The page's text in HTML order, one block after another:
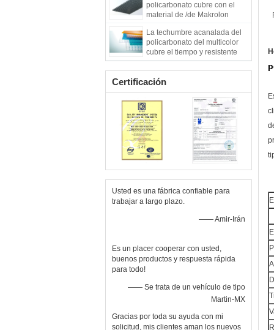
policarbonato cubre con el
material de /de Makrolon
La techumbre acanalada del
policarbonato del multicolor
cubre el tiempo y resistente
ULTRAVIOLETA
Certificación
Usted es una fábrica confiable para
trabajar a largo plazo.
—— Amir-Irán
Es un placer cooperar con usted,
buenos productos y respuesta rápida
para todo!
—— Se trata de un vehículo de tipo
Martin-MX
Gracias por toda su ayuda con mi
solicitud, mis clientes aman los nuevos